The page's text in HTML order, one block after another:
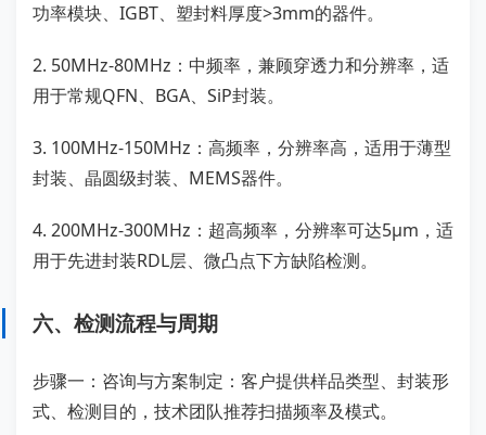
功率模块、IGBT、塑封料厚度>3mm的器件。
2. 50MHz-80MHz：中频率，兼顾穿透力和分辨率，适
用于常规QFN、BGA、SiP封装。
3. 100MHz-150MHz：高频率，分辨率高，适用于薄型
封装、晶圆级封装、MEMS器件。
4. 200MHz-300MHz：超高频率，分辨率可达5μm，适
用于先进封装RDL层、微凸点下方缺陷检测。
六、检测流程与周期
步骤一：咨询与方案制定：客户提供样品类型、封装形
式、检测目的，技术团队推荐扫描频率及模式。